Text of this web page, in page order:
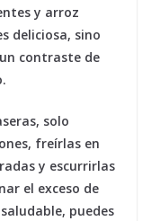
y arroz
deliciosa, sino
contraste de
solo
freírlas en
y escurrirlas
el exceso de
puedes